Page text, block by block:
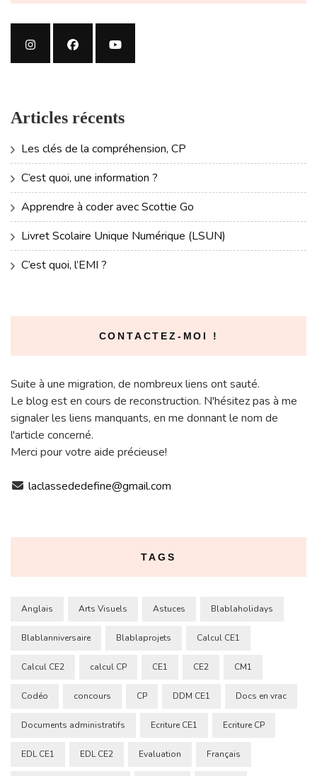
Articles récents
Les clés de la compréhension, CP
C’est quoi, une information ?
Apprendre à coder avec Scottie Go
Livret Scolaire Unique Numérique (LSUN)
C’est quoi, l’EMI ?
CONTACTEZ-MOI !
Suite à une migration, de nombreux liens ont sauté.
Le blog est en cours de reconstruction. N'hésitez pas à me
signaler les liens manquants, en me donnant le nom de
l'article concerné.
Merci pour votre aide précieuse!
laclassededefine@gmail.com
TAGS
Anglais Arts Visuels Astuces Blablaholidays
Blablanniversaire Blablaprojets Calcul CE1
Calcul CE2 calcul CP CE1 CE2 CM1
Codéo concours CP DDM CE1 Docs en vrac
Documents administratifs Ecriture CE1 Ecriture CP
EDL CE1 EDL CE2 Evaluation Français